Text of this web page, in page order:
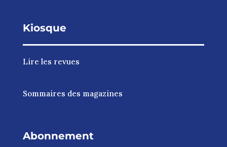
Kiosque
Lire les revues
Sommaires des magazines
Abonnement